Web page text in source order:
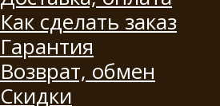
Как сделать заказ
Гарантия
Возврат, обмен
Скидки